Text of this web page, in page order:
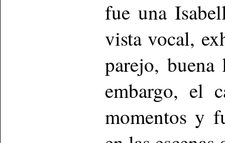
fue una
vista vocal,
parejo,
embargo, el
momentos y